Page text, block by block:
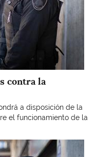
contra la
a disposición de la
el funcionamiento de la